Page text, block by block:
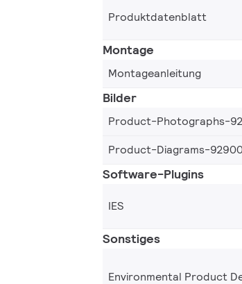
Produktdatenblatt
Montage
Montageanleitung
Bilder
Product-Photographs-
Product-Diagrams-
Software-Plugins
IES
Sonstiges
Environmental Product